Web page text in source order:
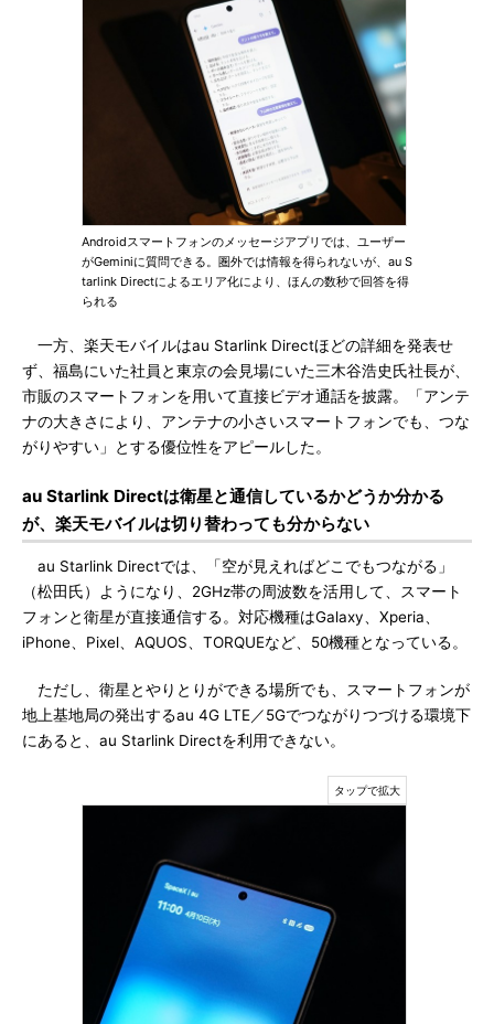
Androidスマートフォンのメッセージアプリでは、ユーザー
がGeminiに質問できる。圏外では情報を得られないが、au S
tarlink Directによるエリア化により、ほんの数秒で回答を得
られる
一方、楽天モバイルはau Starlink Directほどの詳細を発表せ
ず、福島にいた社員と東京の会見場にいた三木谷浩史氏社長が、
市販のスマートフォンを用いて直接ビデオ通話を披露。「アンテ
ナの大きさにより、アンテナの小さいスマートフォンでも、つな
がりやすい」とする優位性をアピールした。
au Starlink Directは衛星と通信しているかどうか分かる
が、楽天モバイルは切り替わっても分からない
au Starlink Directでは、「空が見えればどこでもつながる」
（松田氏）ようになり、2GHz帯の周波数を活用して、スマート
フォンと衛星が直接通信する。対応機種はGalaxy、Xperia、
iPhone、Pixel、AQUOS、TORQUEなど、50機種となっている。
ただし、衛星とやりとりができる場所でも、スマートフォンが
地上基地局の発出するau 4G LTE／5Gでつながりつづける環境下
にあると、au Starlink Directを利用できない。